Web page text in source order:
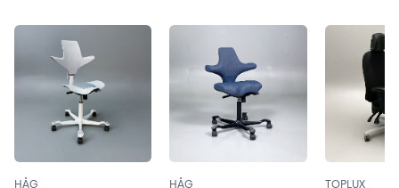
HÅG HÅG TOPLUX